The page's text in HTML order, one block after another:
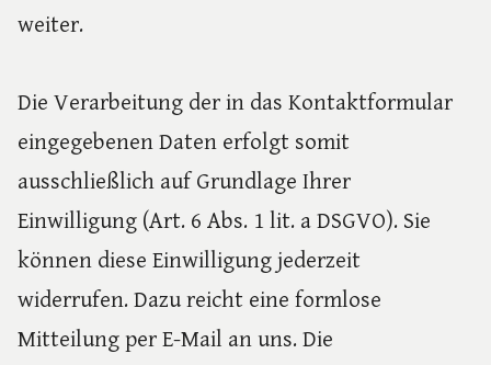
weiter.
Die Verarbeitung der in das Kontaktformular
eingegebenen Daten erfolgt somit
ausschließlich auf Grundlage Ihrer
Einwilligung (Art. 6 Abs. 1 lit. a DSGVO). Sie
können diese Einwilligung jederzeit
widerrufen. Dazu reicht eine formlose
Mitteilung per E-Mail an uns. Die